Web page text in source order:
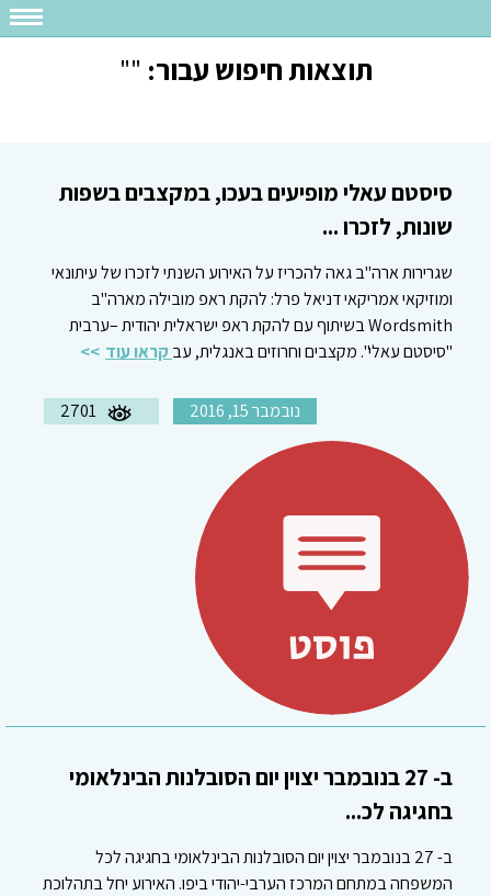
תוצאות חיפוש עבור: ""
סיסטם עאלי מופיעים בעכו, במקצבים בשפות
שונות, לזכרו ...
שגרירות ארה"ב גאה להכריז על האירוע השנתי לזכרו של עיתונאי
ומוזיקאי אמריקאי דניאל פרל: להקת ראפ מובילה מארה"ב
Wordsmith בשיתוף עם להקת ראפ ישראלית יהודית –ערבית
"סיסטם עאלי". מקצבים וחרוזים באנגלית, עב קראו עוד
נובמבר 15, 2016 2701
ב- 27 בנובמבר יצוין יום הסובלנות הבינלאומי
בחגיגה לכ...
ב- 27 בנובמבר יצוין יום הסובלנות הבינלאומי בחגיגה לכל
המשפחה במתחם המרכז הערבי-יהודי ביפו. האירוע יחל בתהלוכת